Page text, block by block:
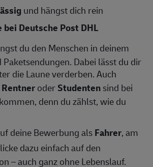
und hängst dich rein
Deutsche Post DHL
du den Menschen in deinem
Dabei lässt du dir
die Laune verderben. Auch
RentneroderStudentensind bei
denn du zählst, wie du
deine Bewerbung alsFahrer, am
dazu einfach auf den
– auch ganz ohne Lebenslauf.